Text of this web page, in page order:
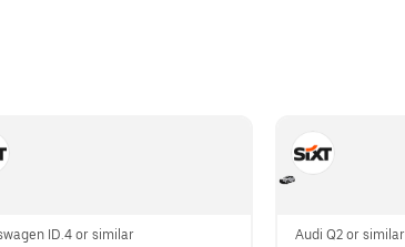
ID.4 or similar Audi Q2 or similar